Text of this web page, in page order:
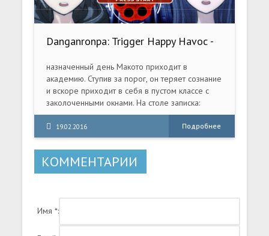
Danganronpa: Trigger Happy Havoc -
назначенный день Макото приходит в
академию. Ступив за порог, он теряет сознание
и вскоре приходит в себя в пустом классе с
заколоченными окнами. На столе записка:
«Занятия скоро начнутся! Сбор в спортзале».
Розыгрыш? Секретный обряд посвящения? Но
в зале Макото обнаруживает четырнадцать
таких же растерянных, как и он, подростков.
Здесь все сливки общества, каждый — мастер
своего дела, «абсолютный» подросток.
лидер байкерской банды, «абсолютный»
19.02.2016 Подробнее
КОММЕНТАРИИ
Имя *: